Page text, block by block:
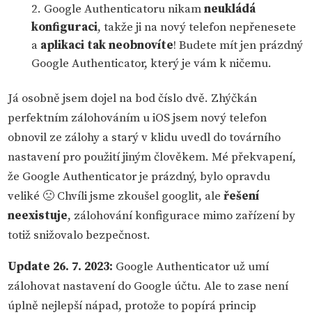
Google Authenticatoru nikamneukládá
konfiguraci, takže ji na nový telefon nepřenesete
a aplikaci tak neobnovíte! Budete mít jen prázdný
Google Authenticator, který je vám k ničemu.
Já osobně jsem dojel na bod číslo dvě. Zhýčkán
perfektním zálohováním u iOS jsem nový telefon
obnovil ze zálohy a starý v klidu uvedl do továrního
nastavení pro použití jiným člověkem. Mé překvapení,
že Google Authenticator je prázdný, bylo opravdu
veliké 🙁 Chvíli jsme zkoušel googlit, aleřešení
neexistuje, zálohování konfigurace mimo zařízení by
totiž snižovalo bezpečnost.
Update 26. 7. 2023: Google Authenticator už umí
zálohovat nastavení do Google účtu. Ale to zase není
úplně nejlepší nápad, protože to popírá princip